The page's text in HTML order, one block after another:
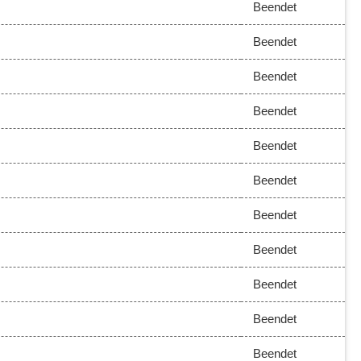
Beendet
Beendet
Beendet
Beendet
Beendet
Beendet
Beendet
Beendet
Beendet
Beendet
Beendet